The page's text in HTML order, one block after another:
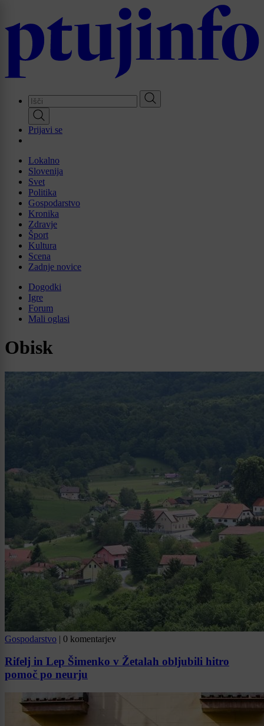
main
Prijavi se
Lokalno
Slovenija
Svet
Politika
Gospodarstvo
Kronika
Zdravje
Šport
Kultura
Scena
Zadnje novice
Dogodki
Igre
Forum
Mali oglasi
Obisk
Gospodarstvo | 0 komentarjev
Rifelj in Lep Šimenko v Žetalah obljubili hitro
pomoč po neurju